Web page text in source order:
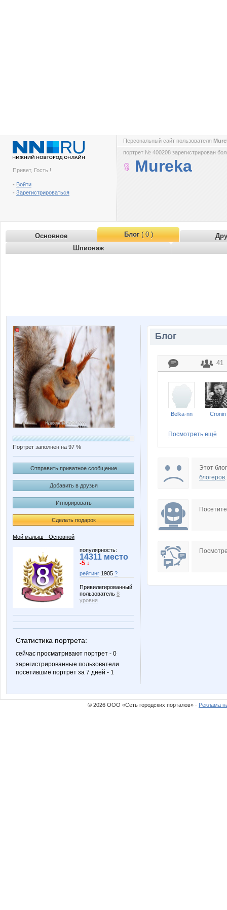
Привет, Гость !
- Войти
- Зарегистрироваться
Персональный сайт пользователя
портрет № 400208 зарегистрирован
Mureka
Основное Блог( 0 )
Шпионаж
Портрет заполнен на 97 %
Отправить приватное сообщение
Добавить в друзья
Игнорировать
Сделать подарок
Мой малыш - Основной
популярность:
14311 место
-5 ↓
рейтинг 1905 ?
Привилегированный
пользователь 8
уровня
Статистика портрета:
сейчас просматривают портрет - 0
зарегистрированные пользователи
посетившие портрет за 7 дней - 1
Блог
41
Belka-nn Cronin
Кондрат!
Посмотреть ещё
Этот
блогеров.
© 2026 ООО «Сеть городских порталов» · Реклама